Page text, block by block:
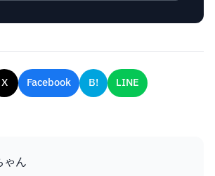
X Facebook B! LINE
ゃん